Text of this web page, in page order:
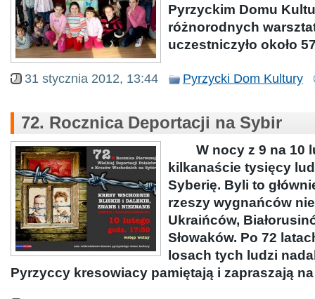
Pyrzyckim Domu
różnorodnych
uczestniczyło około
31 stycznia 2012, 13:44 Pyrzycki Dom Kultury
72. Rocznica Deportacji na Sybir
W nocy z 9 na 10
kilkanaście tysięcy
Syberię. Byli to
rzeszy wygnańców
Ukraińców,
Słowaków. Po 72
losach tych ludzi
Pyrzyccy kresowiacy pamiętają i zapraszają